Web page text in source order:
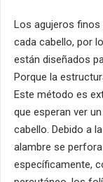
Los agujeros finos
cada cabello, por
están diseñados
Porque la
Este método es
que esperan ver
cabello. Debido a
alambre se
específicamente,